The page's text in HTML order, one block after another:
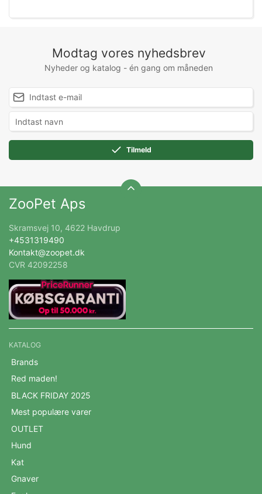
Modtag vores nyhedsbrev
Nyheder og katalog - én gang om måneden
Tilmeld
ZooPet Aps
Skramsvej 10, 4622 Havdrup
+4531319490
Kontakt@zoopet.dk
CVR 42092258
KATALOG
Brands
Red maden!
BLACK FRIDAY 2025
Mest populære varer
OUTLET
Hund
Kat
Gnaver